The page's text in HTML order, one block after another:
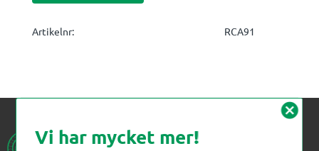
Artikelnr RCA91
cancel
Vi har mycket mer!